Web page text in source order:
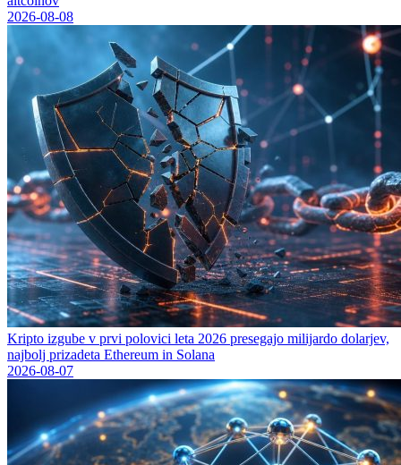
2026-08-08
Kripto izgube v prvi polovici leta 2026 presegajo milijardo dolarjev,
najbolj prizadeta Ethereum in Solana
2026-08-07